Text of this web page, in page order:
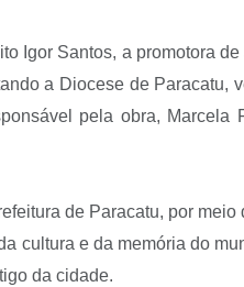
Igor Santos, a promotora
a Diocese de
pela obra,
de Paracatu, por
cultura e da memória do
da cidade.